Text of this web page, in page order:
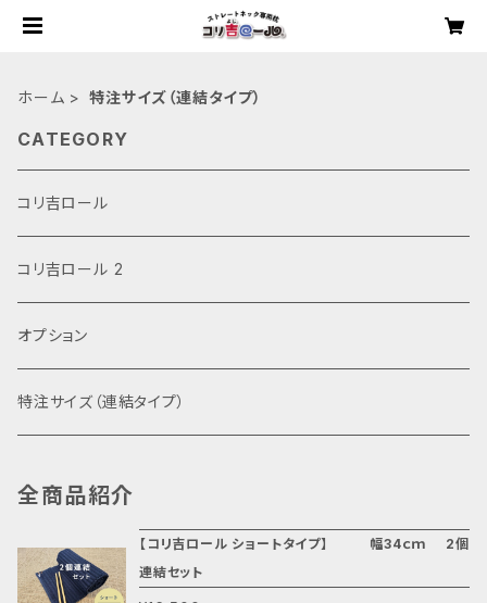
ホーム 特注サイズ（連結タイプ）
CATEGORY
コリ吉ロール
コリ吉ロール 2
オプション
特注サイズ（連結タイプ）
全商品紹介
【コリ吉ロール ショートタイプ】 幅34ｃｍ 2個
連結セット